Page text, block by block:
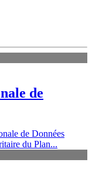
de
de Données
du Plan...